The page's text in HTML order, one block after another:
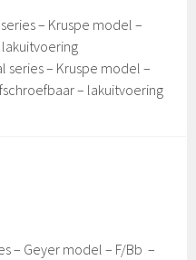
– Kruspe model –
lakuitvoering
series – Kruspe model –
– lakuitvoering
– Geyer model – F/Bb –